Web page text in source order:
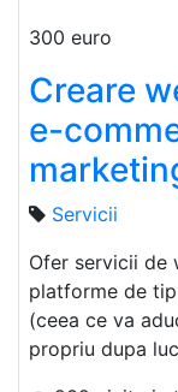
300 euro
Creare
e-
Servicii
Ofer servicii de
platforme de
(ceea ce va
propriu dupa